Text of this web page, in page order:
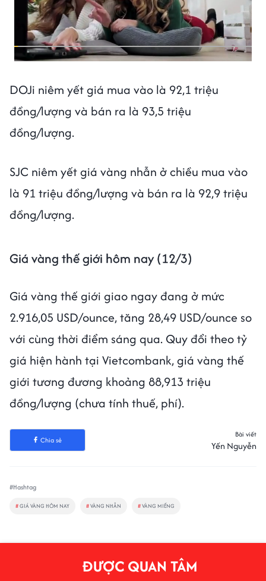
DOJi niêm yết giá mua vào là 92,1 triệu
đồng/lượng và bán ra là 93,5 triệu
đồng/lượng.
SJC niêm yết giá vàng nhẫn ở chiều mua vào
là 91 triệu đồng/lượng và bán ra là 92,9 triệu
đồng/lượng.
Giá vàng thế giới hôm nay (12/3)
Giá vàng thế giới giao ngay đang ở mức
2.916,05 USD/ounce, tăng 28,49 USD/ounce so
với cùng thời điểm sáng qua. Quy đổi theo tỷ
giá hiện hành tại Vietcombank, giá vàng thế
giới tương đương khoảng 88,913 triệu
đồng/lượng (chưa tính thuế, phí).
Chia sẻ
Bài viết
Yến Nguyễn
#Hashtag
#GIÁ VÀNG HÔM NAY #VÀNG NHẪN #VÀNG MIẾNG
ĐƯỢC QUAN TÂM